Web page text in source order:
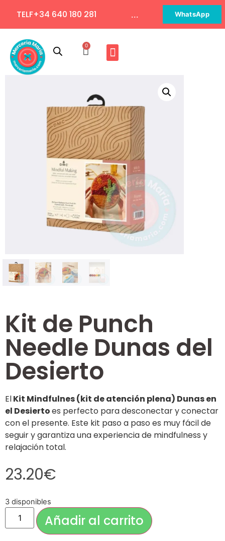
TELF+34 640 180 281 ... WhatsApp
0
Kit de Punch
Needle Dunas del
Desierto
ElKit Mindfulnes (kit de atención plena) Dunas en
el Desiertoes perfecto para desconectar y conectar
con el presente. Este kit paso a paso es muy fácil de
seguir y garantiza una experiencia de mindfulness y
relajación total.
23.20€
3 disponibles
Añadir al carrito